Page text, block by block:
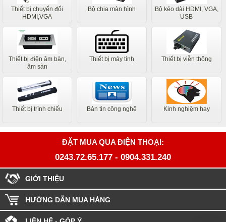
Thiết bị chuyển đổi
HDMI,VGA
Bộ chia màn hình
Bộ kéo dài HDMI, VGA,
USB
Thiết bị điện âm bàn,
âm sàn
Thiết bị máy tính Thiết bị viễn thông
Thiết bị trình chiếu Bản tin công nghệ Kinh nghiệm hay
ĐẶT MUA QUA ĐIỆN THOẠI:
0243.72.65.177 - 0904.331.240
GIỚI THIỆU
HƯỚNG DẪN MUA HÀNG